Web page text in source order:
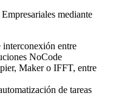
mediante
interconexión entre
NoCode
Maker o IFFT, entre
de tareas